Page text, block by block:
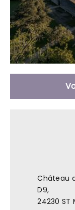
Château
D9,
24230 ST